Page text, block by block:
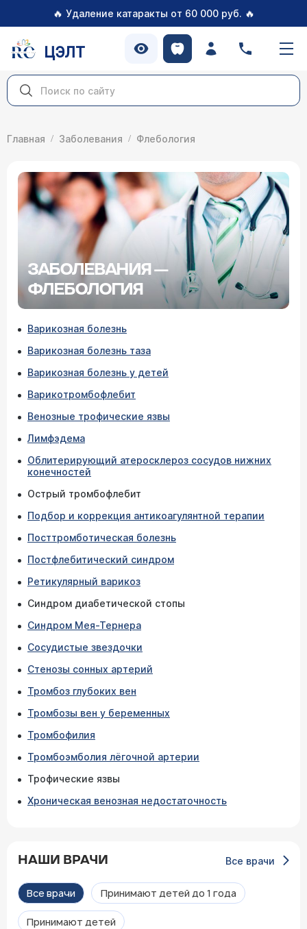
🔥 Удаление катаракты от 60 000 руб. 🔥
ЦЭЛТ
Главная Заболевания Флебология
ЗАБОЛЕВАНИЯ —
ФЛЕБОЛОГИЯ
Варикозная болезнь
Варикозная болезнь таза
Варикозная болезнь у детей
Варикотромбофлебит
Венозные трофические язвы
Лимфэдема
Облитерирующий атеросклероз сосудов нижних
конечностей
Острый тромбофлебит
Подбор и коррекция антикоагулянтной терапии
Посттромботическая болезнь
Постфлебитический синдром
Ретикулярный варикоз
Синдром диабетической стопы
Синдром Мея-Тернера
Сосудистые звездочки
Стенозы сонных артерий
Тромбоз глубоких вен
Тромбозы вен у беременных
Тромбофилия
Тромбоэмболия лёгочной артерии
Трофические язвы
Хроническая венозная недостаточность
НАШИ ВРАЧИ Все врачи
Все врачи Принимают детей до 1 года
Принимают детей